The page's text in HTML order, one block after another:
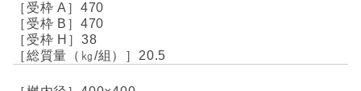
470
470
38
20.5